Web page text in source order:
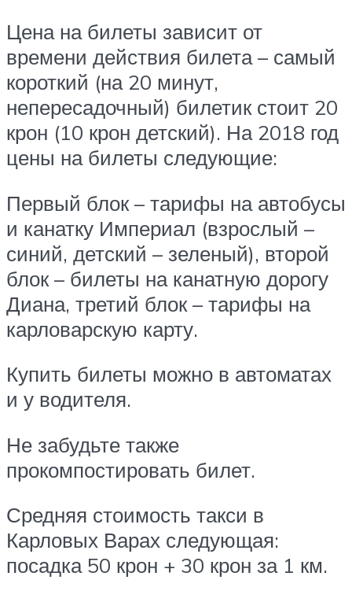
Цена на билеты зависит от
времени действия билета – самый
короткий (на 20 минут,
непересадочный) билетик стоит 20
крон (10 крон детский). На 2018 год
цены на билеты следующие:
Первый блок – тарифы на автобусы
и канатку Империал (взрослый –
синий, детский – зеленый), второй
блок – билеты на канатную дорогу
Диана, третий блок – тарифы на
карловарскую карту.
Купить билеты можно в автоматах
и у водителя.
Не забудьте также
прокомпостировать билет.
Средняя стоимость такси в
Карловых Варах следующая:
посадка 50 крон + 30 крон за 1 км.